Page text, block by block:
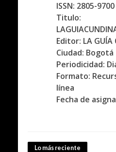
ISSN: 2805-9700
Titulo:
Editor: LA GUÍA
Ciudad: Bogotá
Periodicidad:
Formato:
línea
Fecha de
Lo más reciente